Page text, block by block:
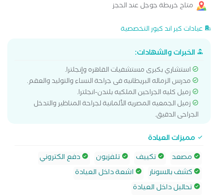
متاح خريطة جوجل عند الحجز
عيادات كير اند كيور التخصصية
الخبرات والشهادات:
استشاري بكبرى مستشفيات القاهره وإنجلترا.
مدرس الزماله البريطانيه فى جراحة النساء والتوليد والعقم.
زميل كليه الجراحين الملكيه بلندن-انجلترا.
زميل الجمعيه المصريه الألمانية لجراحة المناظير والتدخل
الجراحى الدقيق.
مميزات العيادة
مصعد
تكييف تلفزيون
دفع الكتروني
كشف بالسونار
اشعة داخل العيادة
تحاليل داخل العيادة